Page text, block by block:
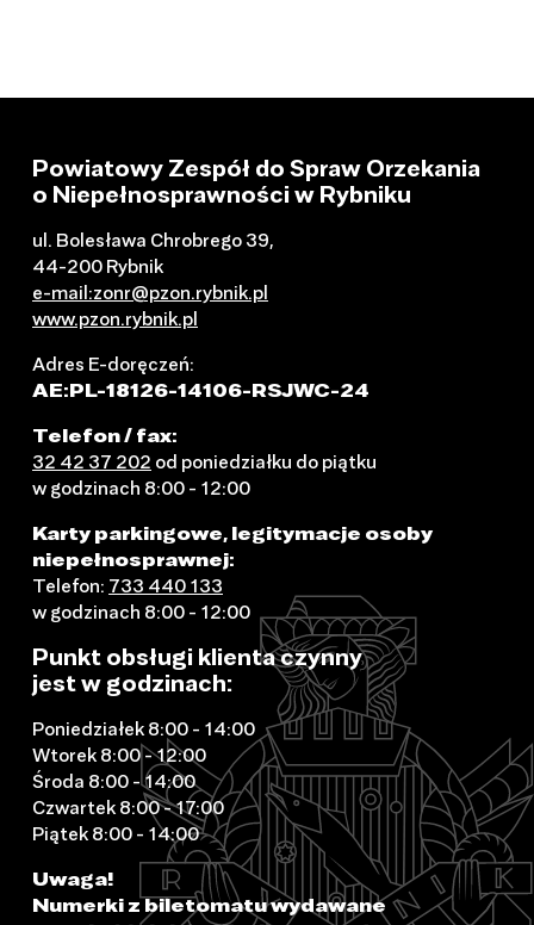
Powiatowy Zespół do Spraw Orzekania
o Niepełnosprawności w Rybniku
ul. Bolesława Chrobrego 39,
44-200 Rybnik
e-mail:zonr@pzon.rybnik.pl
www.pzon.rybnik.pl
Adres E-doręczeń:
AE:PL-18126-14106-RSJWC-24
Telefon / fax:
32 42 37 202 od poniedziałku do piątku
w godzinach 8:00 - 12:00
Karty parkingowe, legitymacje osoby
niepełnosprawnej:
Telefon: 733 440 133
w godzinach 8:00 - 12:00
Punkt obsługi klienta czynny
jest w godzinach:
Poniedziałek 8:00 - 14:00
Wtorek 8:00 - 12:00
Środa 8:00 - 14:00
Czwartek 8:00 - 17:00
Piątek 8:00 - 14:00
Uwaga!
Numerki z biletomatu wydawane